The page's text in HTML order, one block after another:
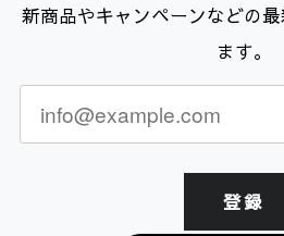
新商品やキャンペーンなどの
ます。
登録